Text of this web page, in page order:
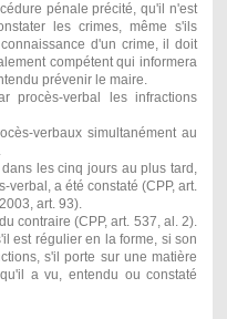
pénale précité, qu'il n'est
les crimes, même s'ils
d'un crime, il doit
compétent qui informera
prévenir le maire.
procès-verbal les infractions
verbaux simultanément au
les cinq jours au plus tard,
verbal, a été constaté (CPP, art.
art. 93).
contraire (CPP, art. 537, al. 2).
est régulier en la forme, si son
s'il porte sur une matière
a vu, entendu ou constaté